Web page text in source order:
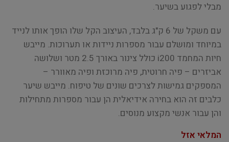
מבלי לפגוע בשיער.
עם משקל של 6 ק"ג בלבד, העיצוב הקל שלו הופך אותו לנייד
במיוחד ומושלם עבור מספרות ניידות או תערוכות. מייבש
חיות המחמד i200 כולל צינור באורך 2.5 מטר ושלושה
אביזרים – פיה חרוטית, פיה מרוכזת ופיה מאוורר –
המספקים גמישות לצרכים שונים של טיפוח. מייבש שיער
כלבים זה הוא בחירה אידיאלית הן עבור מספרות מתחילות
והן עבור אנשי מקצוע מנוסים.
המלאי אזל